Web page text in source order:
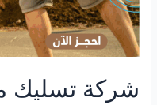
شركة تسليك